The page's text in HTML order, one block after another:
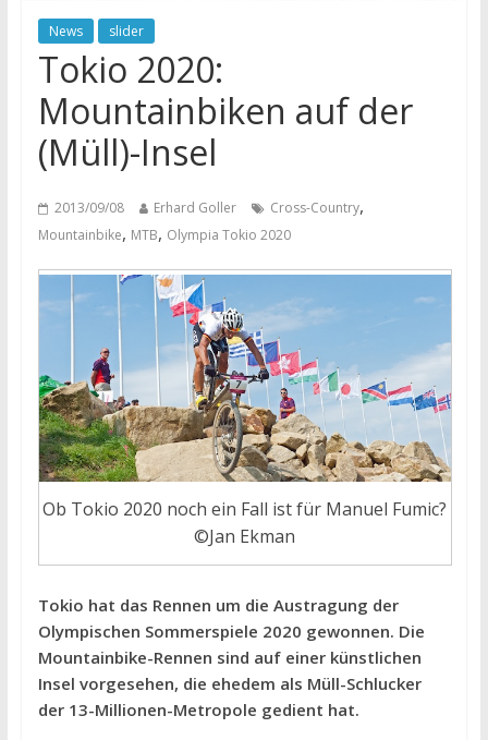
News slider
Tokio 2020:
Mountainbiken auf der
(Müll)-Insel
2013/09/08 Erhard Goller Cross-Country,
Mountainbike, MTB, Olympia Tokio 2020
Ob Tokio 2020 noch ein Fall ist für Manuel Fumic?
©Jan Ekman
Tokio hat das Rennen um die Austragung der
Olympischen Sommerspiele 2020 gewonnen. Die
Mountainbike-Rennen sind auf einer künstlichen
Insel vorgesehen, die ehedem als Müll-Schlucker
der 13-Millionen-Metropole gedient hat.